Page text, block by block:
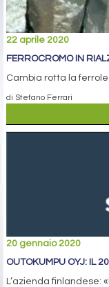
22 aprile 2020
FERROCROMO IN
Cambia rotta la
di Stefano Ferrari
20 gennaio 2020
OUTOKUMPU OYJ: IL
L’azienda finlandese: